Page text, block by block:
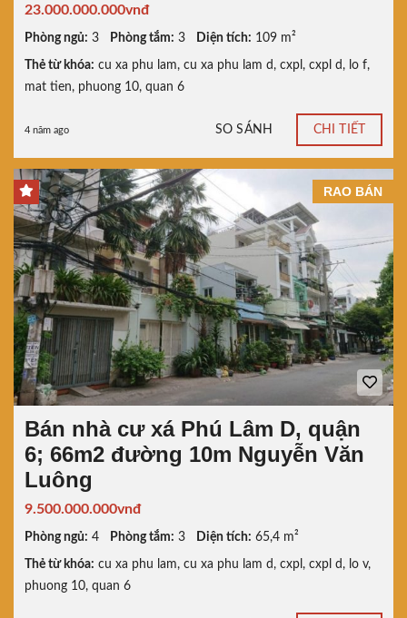
23.000.000.000vnđ
Phòng ngủ: 3 Phòng tắm: 3 Diện tích: 109 m²
Thẻ từ khóa: cu xa phu lam, cu xa phu lam d , cxpl , cxpl d , lo f,
mat tien, phuong 10, quan 6
4 năm ago SO SÁNH CHI TIẾT
RAO BÁN
Bán nhà cư xá Phú Lâm D, quận
6; 66m2 đường 10m Nguyễn Văn
Luông
9.500.000.000vnđ
Phòng ngủ: 4 Phòng tắm: 3 Diện tích: 65,4 m²
Thẻ từ khóa: cu xa phu lam, cu xa phu lam d , cxpl , cxpl d , lo v,
phuong 10, quan 6